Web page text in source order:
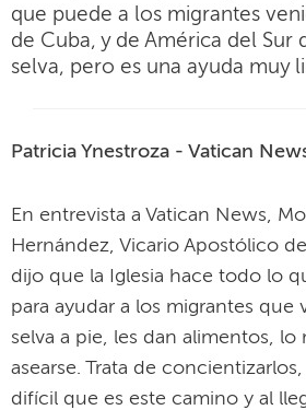
que puede a los migrantes
de Cuba, y de América del Sur
selva, pero es una ayuda muy
Patricia Ynestroza - Vatican
En entrevista a Vatican News,
Hernández, Vicario Apostólico
dijo que la Iglesia hace todo lo
para ayudar a los migrantes que
selva a pie, les dan alimentos, lo
asearse. Trata de
difícil que es este camino y al